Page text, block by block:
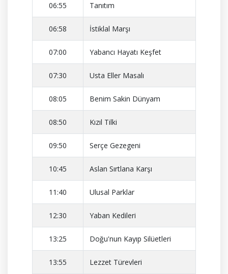
06:55 Tanıtım
06:58 İstiklal Marşı
07:00 Yabancı Hayatı Keşfet
07:30 Usta Eller Masalı
08:05 Benim Sakin Dünyam
08:50 Kızıl Tilki
09:50 Serçe Gezegeni
10:45 Aslan Sırtlana Karşı
11:40 Ulusal Parklar
12:30 Yaban Kedileri
13:25 Doğu'nun Kayıp Silüetleri
13:55 Lezzet Türevleri